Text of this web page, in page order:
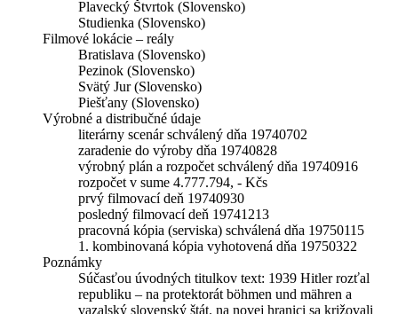
Plavecký Štvrtok (Slovensko)
Studienka (Slovensko)
Filmové lokácie – reály
Bratislava (Slovensko)
Pezinok (Slovensko)
Svätý Jur (Slovensko)
Piešťany (Slovensko)
Výrobné a distribučné údaje
literárny scenár schválený dňa 19740702
zaradenie do výroby dňa 19740828
výrobný plán a rozpočet schválený dňa 19740916
rozpočet v sume 4.777.794, - Kčs
prvý filmovací deň 19740930
posledný filmovací deň 19741213
pracovná kópia (serviska) schválená dňa 19750115
1. kombinovaná kópia vyhotovená dňa 19750322
Poznámky
Súčasťou úvodných titulkov text: 1939 Hitler rozťal
republiku – na protektorát böhmen und mähren a
vazalský slovenský štát. na novej hranici sa križovali